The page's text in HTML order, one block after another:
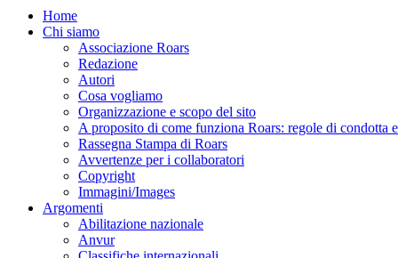
Home
Chi siamo
Associazione Roars
Redazione
Autori
Cosa vogliamo
Organizzazione e scopo del sito
A proposito di come funziona Roars: regole di condotta
Rassegna Stampa di Roars
Avvertenze per i collaboratori
Copyright
Immagini/Images
Argomenti
Abilitazione nazionale
Anvur